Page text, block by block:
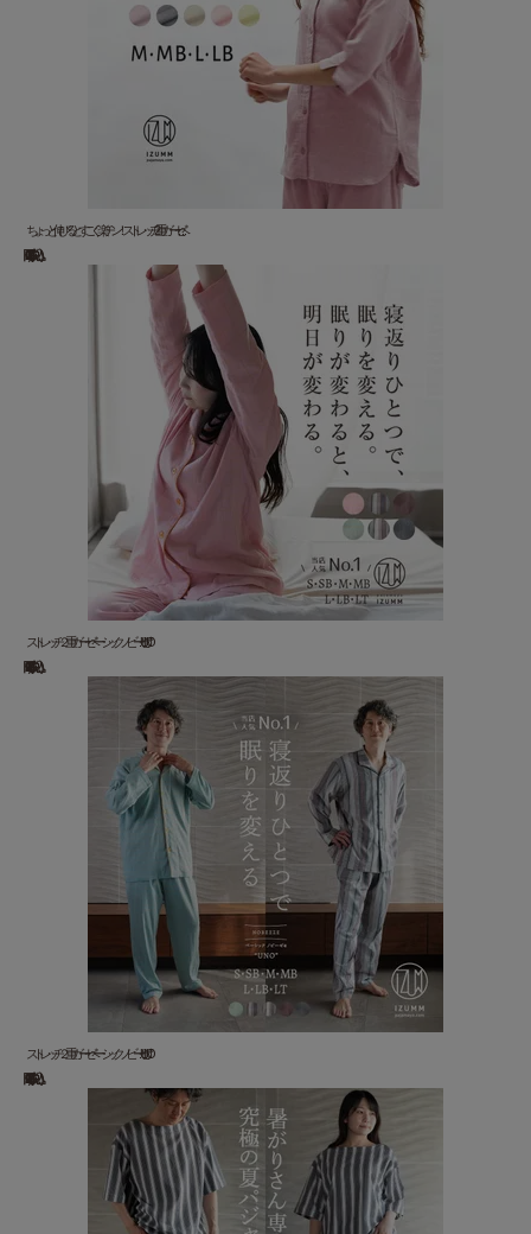
ちょっと伸びるとすごく楽チン！ストレッチ2重ガーゼ ベ...
13,200 円(税込)
ストレッチ２重ガーゼ ベーシックノビーゼ “UNO” ...
18,920 円(税込)
ストレッチ２重ガーゼ ベーシックノビーゼ “UNO” ...
18,920 円(税込)